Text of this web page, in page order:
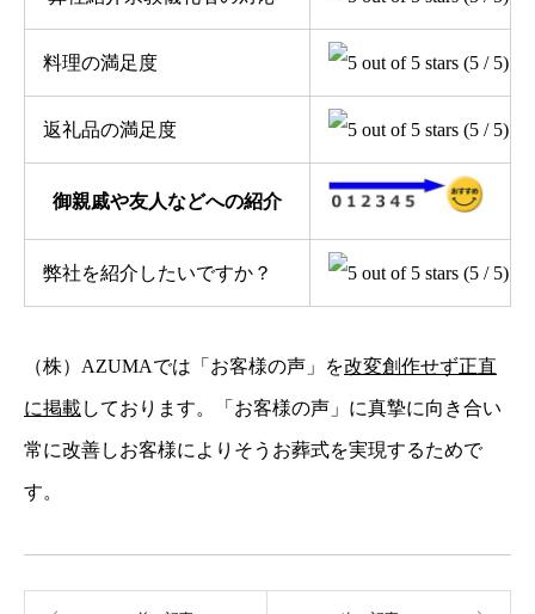
料理の満足度 (5 / 5)
返礼品の満足度 (5 / 5)
御親戚や友人などへの紹介
弊社を紹介したいですか？ (5 / 5)
（株）AZUMAでは「お客様の声」を改変創作せず正直
に掲載しております。「お客様の声」に真摯に向き合い
常に改善しお客様によりそうお葬式を実現するためで
す。